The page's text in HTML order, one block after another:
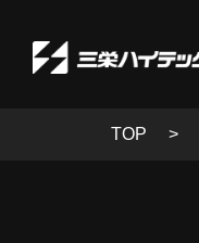
TOP